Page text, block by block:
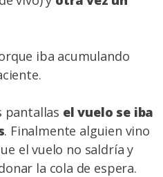
iba acumulando
pantallas el vuelo se iba
. Finalmente alguien vino
el vuelo no saldría y
la cola de espera.